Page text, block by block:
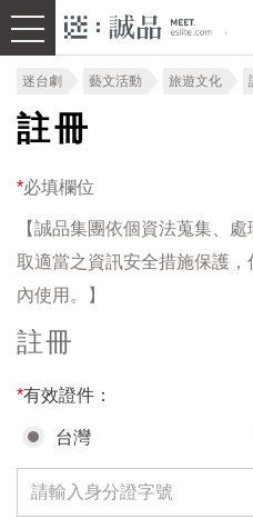
迷台劇 藝文活動 旅遊文化
註冊
*必填欄位
【誠品集團依個資法蒐集、
取適當之資訊安全措施保護
內使用。】
註冊
*有效證件：
台灣